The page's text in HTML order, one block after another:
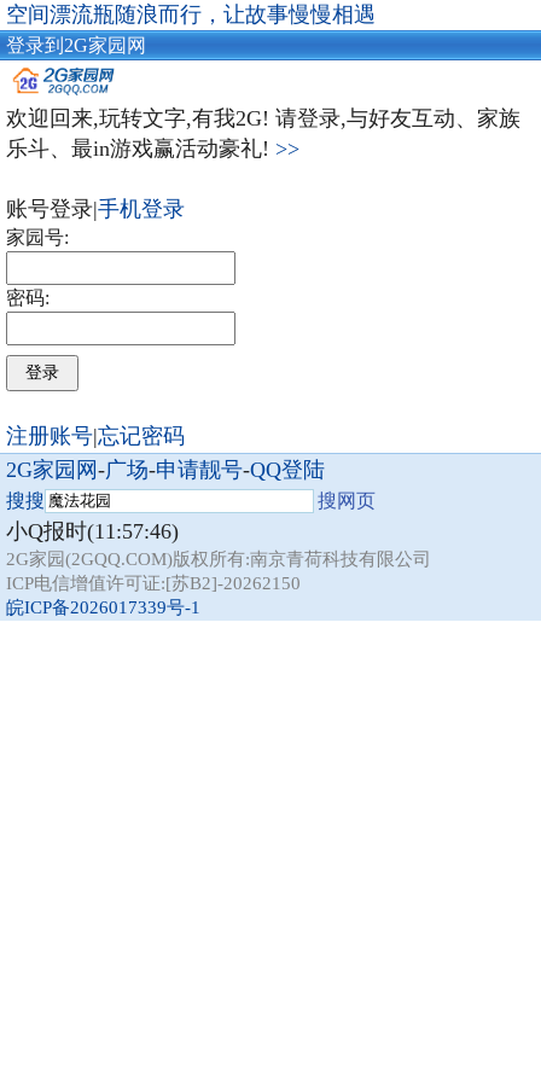
空间漂流瓶随浪而行，让故事慢慢相遇
登录到2G家园网
欢迎回来,玩转文字,有我2G! 请登录,与好友互动、家族
乐斗、最in游戏赢活动豪礼! >>
账号登录|手机登录
家园号:
密码:
注册账号|忘记密码
2G家园网-广场-申请靓号-QQ登陆
搜搜 搜网页
小Q报时(11:57:46)
2G家园(2GQQ.COM)版权所有:南京青荷科技有限公司
ICP电信增值许可证:[苏B2]-20262150
皖ICP备2026017339号-1